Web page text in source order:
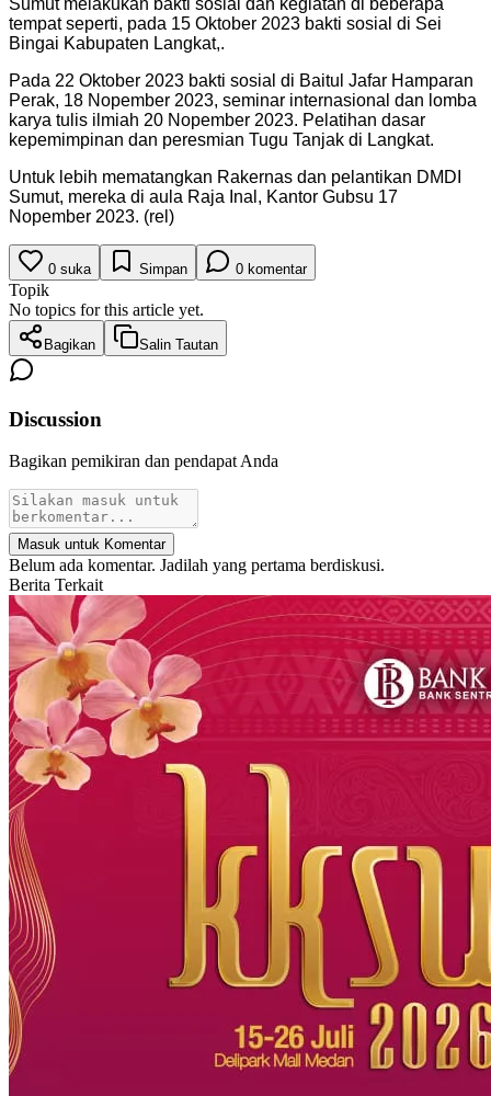
tempat seperti, pada 15 Oktober 2023 bakti sosial di Sei
Bingai Kabupaten Langkat,.
Pada 22 Oktober 2023 bakti sosial di Baitul Jafar Hamparan
Perak, 18 Nopember 2023, seminar internasional dan lomba
karya tulis ilmiah 20 Nopember 2023. Pelatihan dasar
kepemimpinan dan peresmian Tugu Tanjak di Langkat.
Untuk lebih mematangkan Rakernas dan pelantikan DMDI
Sumut, mereka di aula Raja Inal, Kantor Gubsu 17
Nopember 2023. (rel)
0 suka Simpan 0 komentar
Topik
No topics for this article yet.
Bagikan Salin Tautan
Discussion
Bagikan pemikiran dan pendapat Anda
Masuk untuk Komentar
Belum ada komentar. Jadilah yang pertama berdiskusi.
Berita Terkait